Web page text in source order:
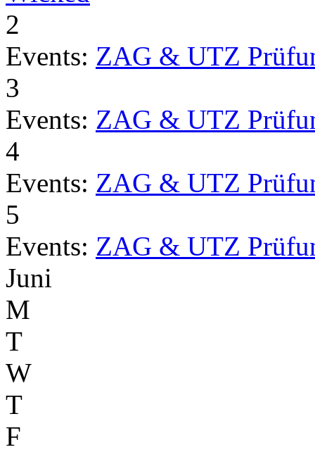
2
Events: ZAG & UTZ
3
Events: ZAG & UTZ
4
Events: ZAG & UTZ
5
Events: ZAG & UTZ
Juni
M
T
W
T
F